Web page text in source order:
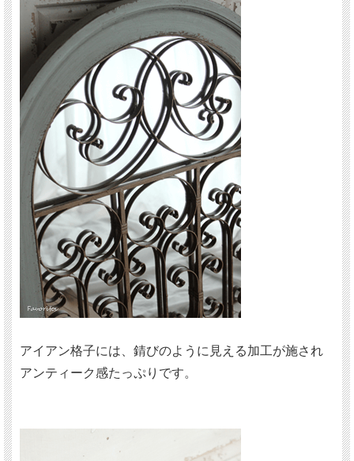
アイアン格子には、錆びのように見える加工が施され
アンティーク感たっぷりです。